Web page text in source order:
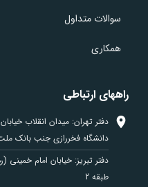
سوالات متداول
همکاری
راههای ارتباطی
دفتر تهران: میدان انقلاب
دانشگاه فخررازی جنب بانک ملت
دفتر تبریز: خیابان امام
طبقه 2